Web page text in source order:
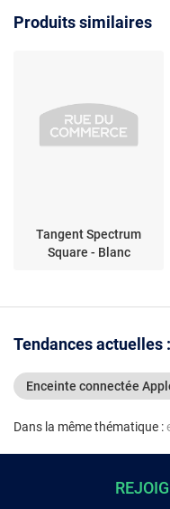
Produits similaires
Tangent Spectrum
Square - Blanc
Tendances actuelles :
Enceinte connectée
Dans la même thématique :